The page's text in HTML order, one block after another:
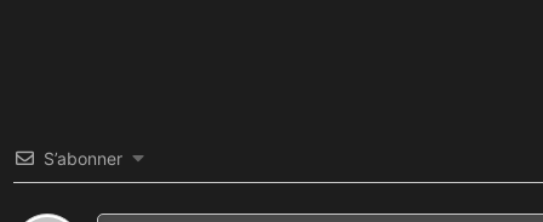
S’abonner